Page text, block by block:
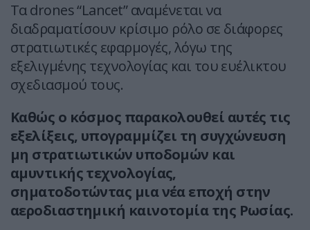
Τα drones “Lancet” αναμένεται να
διαδραματίσουν κρίσιμο ρόλο σε διάφορες
στρατιωτικές εφαρμογές, λόγω της
εξελιγμένης τεχνολογίας και του ευέλικτου
σχεδιασμού τους.
Καθώς ο κόσμος παρακολουθεί αυτές τις
εξελίξεις, υπογραμμίζει τη συγχώνευση
μη στρατιωτικών υποδομών και
αμυντικής τεχνολογίας,
σηματοδοτώντας μια νέα εποχή στην
αεροδιαστημική καινοτομία της Ρωσίας.